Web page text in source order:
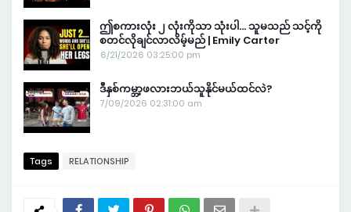
ဤစကားလုံး ၂ လုံးကိုသာ သုံးပါ… သူမသည် သင့်ကို
စတင်လိုချင်လာလိမ့်မည် | Emily Carter
6/21/2026 03:25:00 pm
ဒီနှစ်ကမ္ဘာ့ဖလားဘယ်သူနိုင်မယ်ထင်လဲ?
7/09/2026 02:31:00 am
Tags RELATIONSHIP